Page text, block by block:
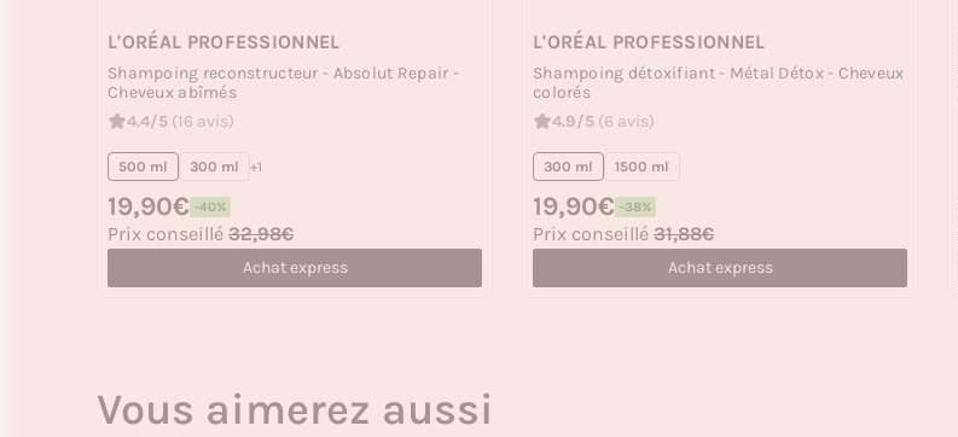
L'ORÉAL PROFESSIONNEL
Shampoing reconstructeur - Absolut Repair -
Cheveux abîmés
4.4/5 (16 avis)
500 ml 300 ml +1
Prix soldé
19,90€ -40%
Prix habituel
Prix conseillé 32,98€
Achat express
L'ORÉAL PROFESSIONNEL
Shampoing détoxifiant - Métal Détox - Cheveux
colorés
4.9/5 (6 avis)
300 ml 1500 ml
Prix soldé
19,90€ -38%
Prix habituel
Prix conseillé 31,88€
Achat express
Vous aimerez aussi